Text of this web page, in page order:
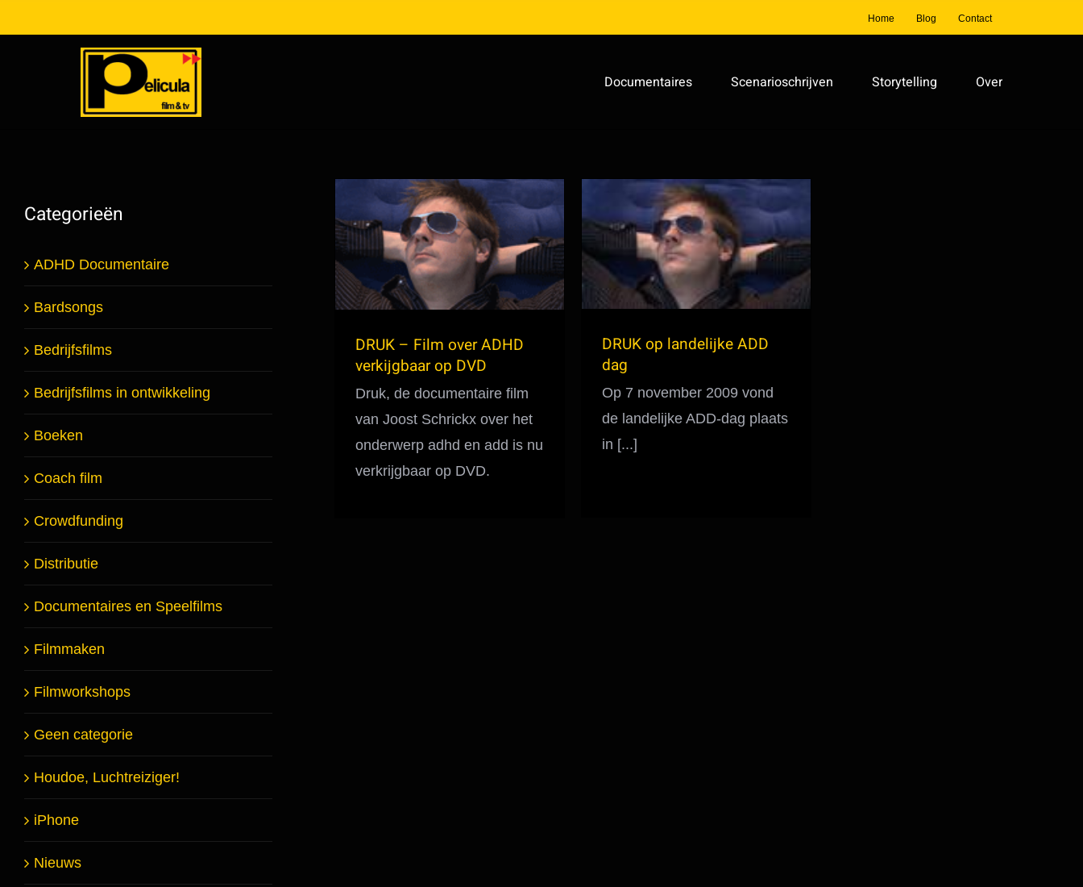
naar
Home Blog Contact
Documentaires Scenarioschrijven Storytelling Over
DRUK – Film over
ADHD verkijgbaar op
DVD
DRUK – Film over ADHD
verkijgbaar op DVD
Druk, de documentaire film
van Joost Schrickx over het
onderwerp adhd en add is nu
verkrijgbaar op DVD.
DRUK op landelijke
ADD dag
DRUK op landelijke ADD
dag
Op 7 november 2009 vond
de landelijke ADD-dag plaats
in [...]
Categorieën
ADHD Documentaire
Bardsongs
Bedrijfsfilms
Bedrijfsfilms in ontwikkeling
Boeken
Coach film
Crowdfunding
Distributie
Documentaires en Speelfilms
Filmmaken
Filmworkshops
Geen categorie
Houdoe, Luchtreiziger!
iPhone
Nieuws